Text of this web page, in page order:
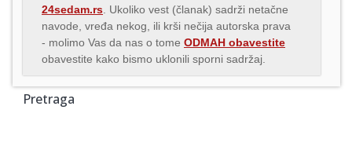
24sedam.rs . Ukoliko vest (članak) sadrži netačne
navode, vređa nekog, ili krši nečija autorska prava
- molimo Vas da nas o tome ODMAH obavestite
obavestite kako bismo uklonili sporni sadržaj.
Pretraga